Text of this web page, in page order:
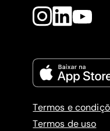
Termos e
Termos de uso